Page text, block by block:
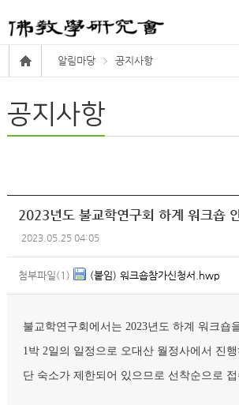
알림마당 공지사항
공지사항
2023년도 불교학연구회 하계 워크숍
2023.05.25 04:05
첨부파일(1) (붙임) 워크숍참가신청서.hwp
불교학연구회에서는 2023년도 하계 워크숍
1박 2일의 일정으로 오대산 월정사에서 진
단 숙소가 제한되어 있으므로 선착순으로